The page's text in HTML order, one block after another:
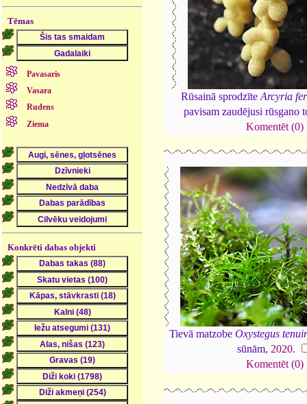
Tēmas
Pavasaris
Vasara
Rudens
Ziema
Konkrēti dabas objekti
Rūsainā sprodzīte Arcyria
pavisam zaudējusi rūsgano
Komentēt (0)
Tievā matzobeOxystegus
sūnām, 2020.
Komentēt (0)